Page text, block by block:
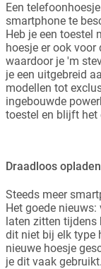
Een
smartphone te
Heb je een toestel
hoesje er ook
waardoor je 'm
je een uitgebreid
modellen tot
ingebouwde
toestel en blijft het
Draadloos
Steeds meer
Het goede
laten zitten tijdens
dit niet bij elk type
nieuwe hoesje
je dit vaak gebruikt.